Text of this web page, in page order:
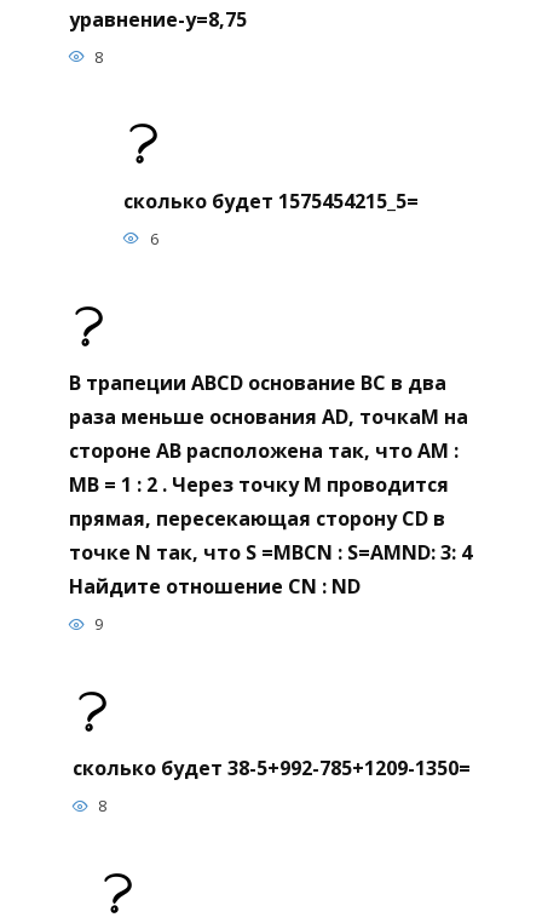
уравнение-y=8,75
8
сколько будет 1575454215_5=
6
В трапеции ABCD основание BC в два
раза меньше основания AD, точкаM на
стороне AB расположена так, что AM :
МВ = 1 : 2 . Через точку M проводится
прямая, пересекающая сторону CD в
точке N так, что S =MBCN : S=AMND: 3: 4
Найдите отношение CN : ND
9
сколько будет 38-5+992-785+1209-1350=
8